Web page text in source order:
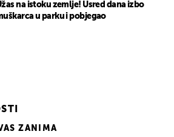
na istoku zemlje! Usred dana izbo
u parku i pobjegao
ZANIMA